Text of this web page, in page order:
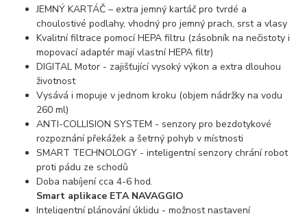
JEMNÝ KARTÁČ – extra jemný kartáč pro tvrdé a
choulostivé podlahy, vhodný pro jemný prach, srst a vlasy
Kvalitní filtrace pomocí HEPA filtru (zásobník na nečistoty i
mopovací adaptér mají vlastní HEPA filtr)
DIGITAL Motor - zajišťující vysoký výkon a extra dlouhou
životnost
Vysává i mopuje v jednom kroku (objem nádržky na vodu
260 ml)
ANTI-COLLISION SYSTEM - senzory pro bezdotykové
rozpoznání překážek a šetrný pohyb v místnosti
SMART TECHNOLOGY - inteligentní senzory chrání robot
proti pádu ze schodů
Doba nabíjení cca 4-6 hod.
Smart aplikace ETA NAVAGGIO
Inteligentní plánování úklidu - možnost nastavení